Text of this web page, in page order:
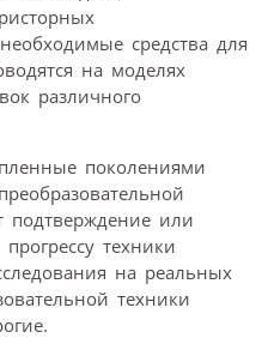
средства для
на моделях
различного
поколениями
подтверждение или
техники
на реальных
техники